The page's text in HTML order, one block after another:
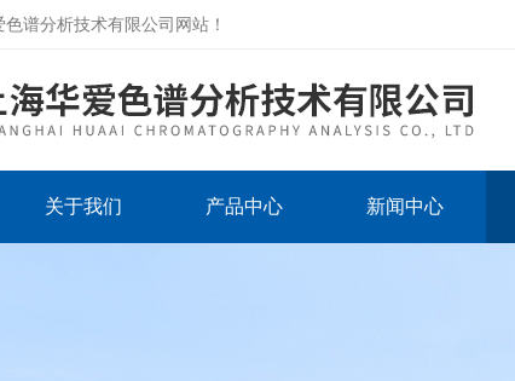
色谱分析技术有限公司网站 ！
关于我们 产品中心 新闻中心